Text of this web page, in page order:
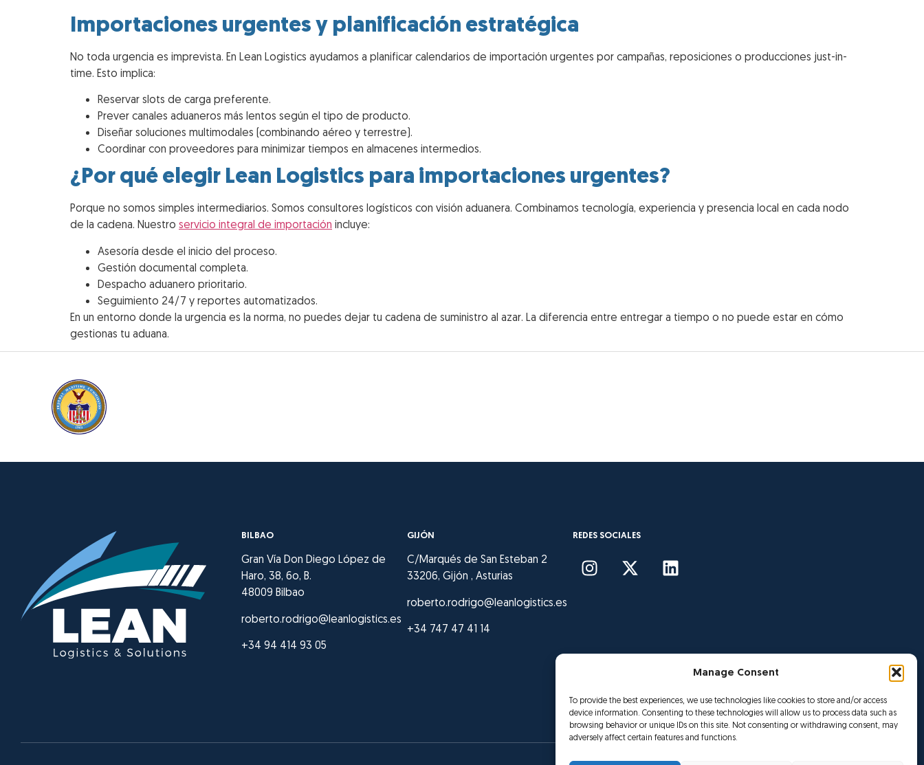
Manage Consent
To provide the best experiences, we use technologies like cookies to store and/or access
device information. Consenting to these technologies will allow us to process data such as
browsing behavior or unique IDs on this site. Not consenting or withdrawing consent, may
adversely affect certain features and functions.
Importaciones urgentes y planificación estratégica
No toda urgencia es imprevista. En Lean Logistics ayudamos a planificar calendarios de importación urgentes por campañas, reposiciones o producciones just-in-
time. Esto implica:
Reservar slots de carga preferente.
Prever canales aduaneros más lentos según el tipo de producto.
Diseñar soluciones multimodales (combinando aéreo y terrestre).
Coordinar con proveedores para minimizar tiempos en almacenes intermedios.
¿Por qué elegir Lean Logistics para importaciones urgentes?
Porque no somos simples intermediarios. Somos consultores logísticos con visión aduanera. Combinamos tecnología, experiencia y presencia local en cada nodo
de la cadena. Nuestro servicio integral de importación incluye:
Asesoría desde el inicio del proceso.
Gestión documental completa.
Despacho aduanero prioritario.
Seguimiento 24/7 y reportes automatizados.
En un entorno donde la urgencia es la norma, no puedes dejar tu cadena de suministro al azar. La diferencia entre entregar a tiempo o no puede estar en cómo
gestionas tu aduana.
BILBAO
Gran Vía Don Diego López de
Haro, 38, 6o, B.
48009 Bilbao
roberto.rodrigo@leanlogistics.es
+34 94 414 93 05
GIJÓN
C/Marqués de San Esteban 2
33206, Gijón , Asturias
roberto.rodrigo@leanlogistics.es
+34 747 47 41 14
REDES SOCIALES